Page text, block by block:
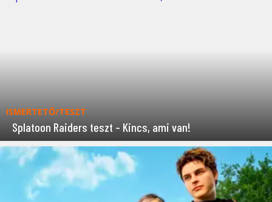
ISMERTETŐ/TESZT
Splatoon Raiders teszt – Kincs, ami van!